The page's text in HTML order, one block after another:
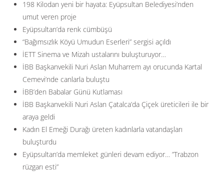
198 Kilodan yeni bir hayata: Eyüpsultan Belediyesi’nden
umut veren proje
Eyüpsultan’da renk cümbüşü
“Bağımsızlık Köyü Umudun Eserleri” sergisi açıldı
İETT Sinema ve Mizah ustalarını buluşturuyor…
İBB Başkanvekili Nuri Aslan Muharrem ayı orucunda Kartal
Cemevi’nde canlarla buluştu
İBB’den Babalar Günü Kutlaması
İBB Başkanvekili Nuri Aslan Çatalca’da Çiçek üreticileri ile bir
araya geldi
Kadın El Emeği Durağı üreten kadınlarla vatandaşları
buluşturdu
Eyüpsultan’da memleket günleri devam ediyor… ”Trabzon
rüzgarı esti”